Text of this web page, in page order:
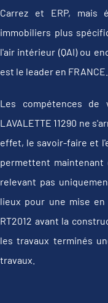
Carrez et ERP, mais
immobiliers plus
l'air intérieur (QAI) ou
est le leader en FRANCE.
Les compétences de
LAVALETTE 11290 ne
effet, le savoir-faire et
permettent
relevant pas
lieux pour une mise en
RT2012 avant la
les travaux terminés
travaux.